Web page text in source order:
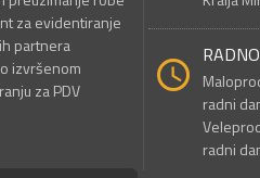
za evidentiranje
partnera
izvršenom
za PDV
radni
radni